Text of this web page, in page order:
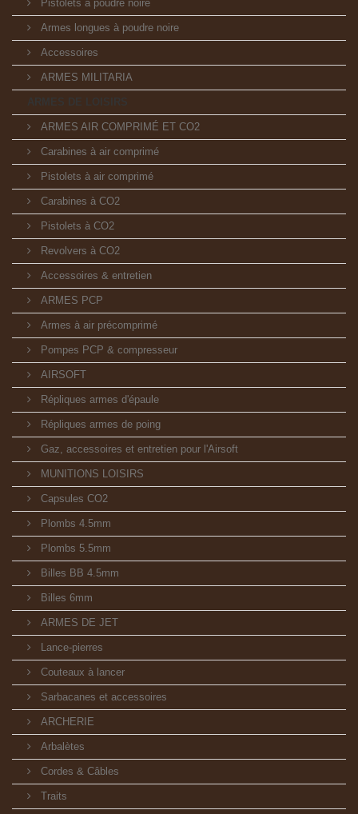
Pistolets à poudre noire
Armes longues à poudre noire
Accessoires
ARMES MILITARIA
ARMES DE LOISIRS
ARMES AIR COMPRIMÉ ET CO2
Carabines à air comprimé
Pistolets à air comprimé
Carabines à CO2
Pistolets à CO2
Revolvers à CO2
Accessoires & entretien
ARMES PCP
Armes à air précomprimé
Pompes PCP & compresseur
AIRSOFT
Répliques armes d'épaule
Répliques armes de poing
Gaz, accessoires et entretien pour l'Airsoft
MUNITIONS LOISIRS
Capsules CO2
Plombs 4.5mm
Plombs 5.5mm
Billes BB 4.5mm
Billes 6mm
ARMES DE JET
Lance-pierres
Couteaux à lancer
Sarbacanes et accessoires
ARCHERIE
Arbalètes
Cordes & Câbles
Traits